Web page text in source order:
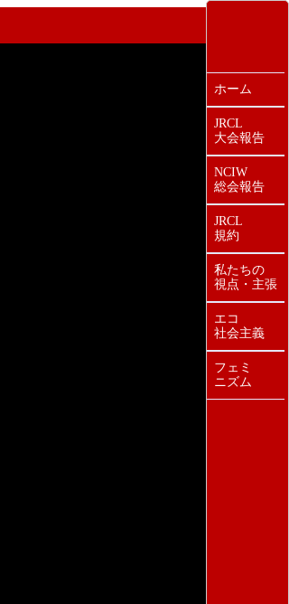
ホーム
JRCL
大会報告
NCIW
総会報告
JRCL
規約
私たちの
視点・主張
エコ
社会主義
フェミ
ニズム